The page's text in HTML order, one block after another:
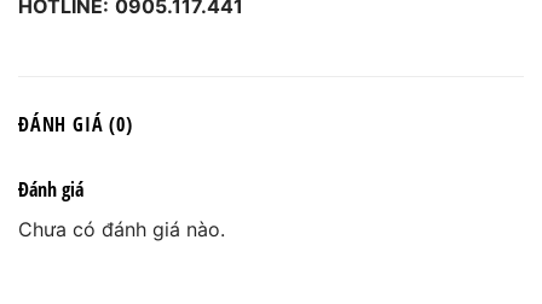
HOTLINE: 0905.117.441
ĐÁNH GIÁ (0)
Đánh giá
Chưa có đánh giá nào.